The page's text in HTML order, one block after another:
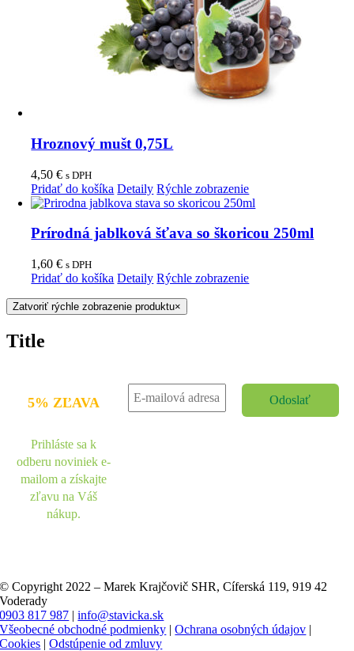
Hroznový mušt 0,75L
4,50€ s DPH
Pridať do košíka Detaily Rýchle zobrazenie
Prírodná jablková šťava so škoricou 250ml
1,60€ s DPH
Pridať do košíka Detaily Rýchle zobrazenie
Zatvoriť rýchle zobrazenie produktu×
Title
5% ZĽAVA
Prihláste sa k
odberu noviniek e-
mailom a získajte
zľavu na Váš
nákup.
© Copyright 2022 – Marek Krajčovič SHR, Cíferská 119, 919 42
Voderady
0903 817 987 |info@stavicka.sk
Všeobecné obchodné podmienky |Ochrana osobných údajov |
Cookies |Odstúpenie od zmluvy